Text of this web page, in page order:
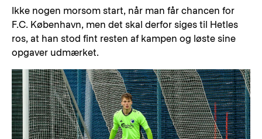
Ikke nogen morsom start, når man får chancen for
F.C. København, men det skal derfor siges til Hetles
ros, at han stod fint resten af kampen og løste sine
opgaver udmærket.